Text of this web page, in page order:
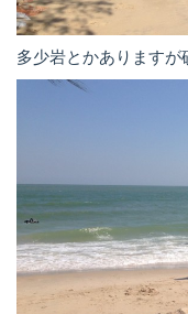
多少岩とかありますが